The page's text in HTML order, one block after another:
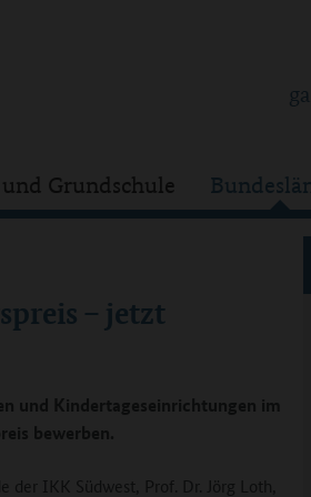
und Grundschule
– jetzt
und Kindertageseinrichtungen im
bewerben.
der IKK Südwest, Prof. Dr. Jörg Loth,